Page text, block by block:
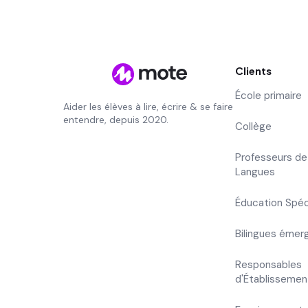
Aider les élèves à lire, écrire & se faire
entendre, depuis 2020.
Clients
École primaire
Collège
Professeurs de
Langues
Éducation
Bilingues
Responsables